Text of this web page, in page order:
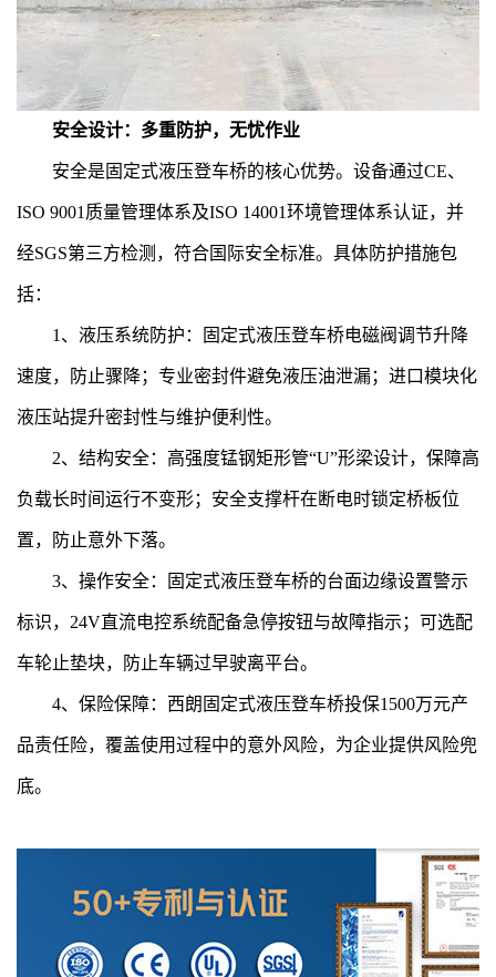
安全设计：多重防护，无忧作业
安全是固定式液压登车桥的核心优势。设备通过CE、
ISO 9001质量管理体系及ISO 14001环境管理体系认证，并
经SGS第三方检测，符合国际安全标准。具体防护措施包
括：
1、液压系统防护：固定式液压登车桥电磁阀调节升降
速度，防止骤降；专业密封件避免液压油泄漏；进口模块化
液压站提升密封性与维护便利性。
2、结构安全：高强度锰钢矩形管“U”形梁设计，保障高
负载长时间运行不变形；安全支撑杆在断电时锁定桥板位
置，防止意外下落。
3、操作安全：固定式液压登车桥的台面边缘设置警示
标识，24V直流电控系统配备急停按钮与故障指示；可选配
车轮止垫块，防止车辆过早驶离平台。
4、保险保障：西朗固定式液压登车桥投保1500万元产
品责任险，覆盖使用过程中的意外风险，为企业提供风险兜
底。